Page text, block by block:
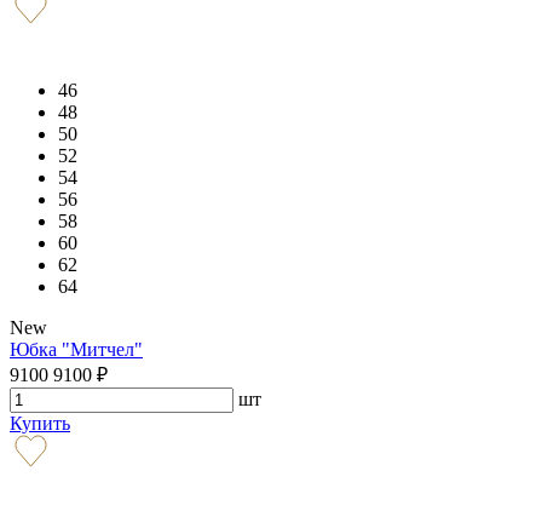
46
48
50
52
54
56
58
60
62
64
New
Юбка "Митчел"
9100 9100 ₽
шт
Купить